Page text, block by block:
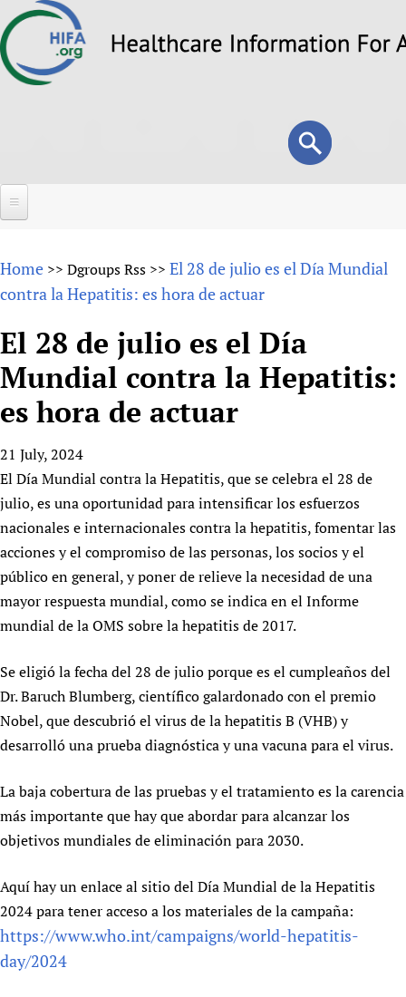
to
Search
form
Search
About
Why HIFA is needed
Vision and Strategy
HIFA, Universal Health Coverage and Human Rights
Achievements
HIFA Voices database
HIFA & global health CoPs
Publications
Forums
HIFA (Healthcare Information For All)
How to use the HIFA forums
CHIFA (child health and rights)
HIFA-French
HIFA-Portuguese
HIFA-Spanish
HIFA-Zambia 2011-2024
Projects
New! SPOTLIGHTS
mHealth
Open access
Substance use disorders
*Sponsorship opportunities
Citizens, Parents and Children
Evidence-Informed Policy and Practice
Library and Information Services
Community Health Workers
Multilingualism
Prescribers and users of medicines
Evaluating Impact
*Completed projects
Access to Health Research
Astana Declaration+
Communicating health research
COVID-19
Essential Health Services and COVID-19
Family Planning
Learning for Quality Health Services
Newborn Care
People
Country representatives
List view
Fundraising Working Group
Main Steering Group
Members
Partnerships and Projects
Social Media Working Group
Volunteers
Support
Collaborate
Contact us
Donate
HIFA Appeal
How you can help
Partners
Supporting Organisations
List view
News
News
Forum Messages
Join
Join HIFA
Join CHIFA (child health and rights)
Junte-se ao HIFA-Portuguese
Rejoignez HIFA-Français
Únase a HIFA-Español
Home >> Dgroups Rss >> El 28 de julio es el Día Mundial
contra la Hepatitis: es hora de actuar
El 28 de julio es el Día
Mundial contra la Hepatitis:
es hora de actuar
21 July, 2024
El Día Mundial contra la Hepatitis, que se celebra el 28 de
julio, es una oportunidad para intensificar los esfuerzos
nacionales e internacionales contra la hepatitis, fomentar las
acciones y el compromiso de las personas, los socios y el
público en general, y poner de relieve la necesidad de una
mayor respuesta mundial, como se indica en el Informe
mundial de la OMS sobre la hepatitis de 2017.
Se eligió la fecha del 28 de julio porque es el cumpleaños del
Dr. Baruch Blumberg, científico galardonado con el premio
Nobel, que descubrió el virus de la hepatitis B (VHB) y
desarrolló una prueba diagnóstica y una vacuna para el virus.
La baja cobertura de las pruebas y el tratamiento es la carencia
más importante que hay que abordar para alcanzar los
objetivos mundiales de eliminación para 2030.
Aquí hay un enlace al sitio del Día Mundial de la Hepatitis
2024 para tener acceso a los materiales de la campaña:
https://www.who.int/campaigns/world-hepatitis-
day/2024